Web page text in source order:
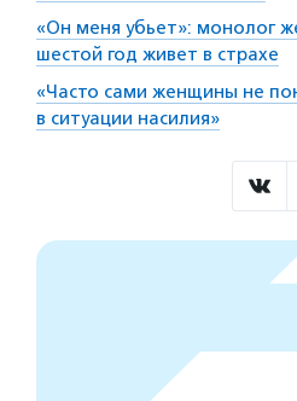
«Он меня убьет»: монолог
шестой год живет в страхе
«Часто сами женщины не
в ситуации насилия»